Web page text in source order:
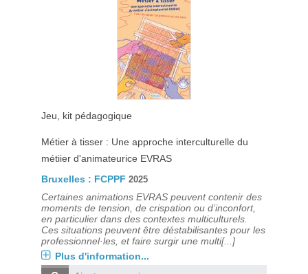
Jeu, kit pédagogique
Métier à tisser : Une approche interculturelle du
métiier d'animateurice EVRAS
Bruxelles : FCPPF 2025
Certaines animations EVRAS peuvent contenir des
moments de tension, de crispation ou d’inconfort,
en particulier dans des contextes multiculturels.
Ces situations peuvent être déstabilisantes pour les
professionnel·les, et faire surgir une multi[...]
Plus d'information...